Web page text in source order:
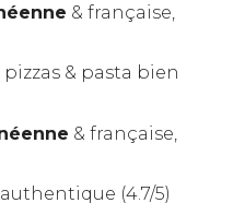
& française,
pizzas & pasta bien
& française,
authentique (4.7/5)